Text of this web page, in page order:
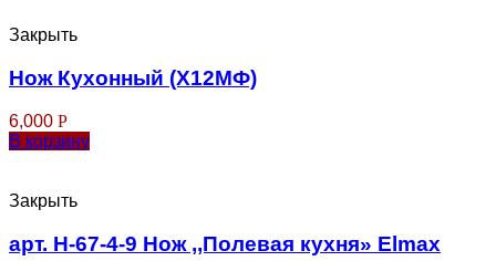
Закрыть
Нож Кухонный (Х12МФ)
6,000 Р
В корзину
Закрыть
арт. Н-67-4-9 Нож ,,Полевая кухня» Elmax